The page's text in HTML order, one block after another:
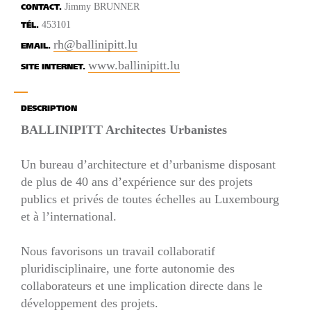
CONTACT. Jimmy BRUNNER
TÉL. 453101
EMAIL. rh@ballinipitt.lu
SITE INTERNET. www.ballinipitt.lu
DESCRIPTION
BALLINIPITT Architectes Urbanistes
Un bureau d’architecture et d’urbanisme disposant
de plus de 40 ans d’expérience sur des projets
publics et privés de toutes échelles au Luxembourg
et à l’international.
Nous favorisons un travail collaboratif
pluridisciplinaire, une forte autonomie des
collaborateurs et une implication directe dans le
développement des projets.